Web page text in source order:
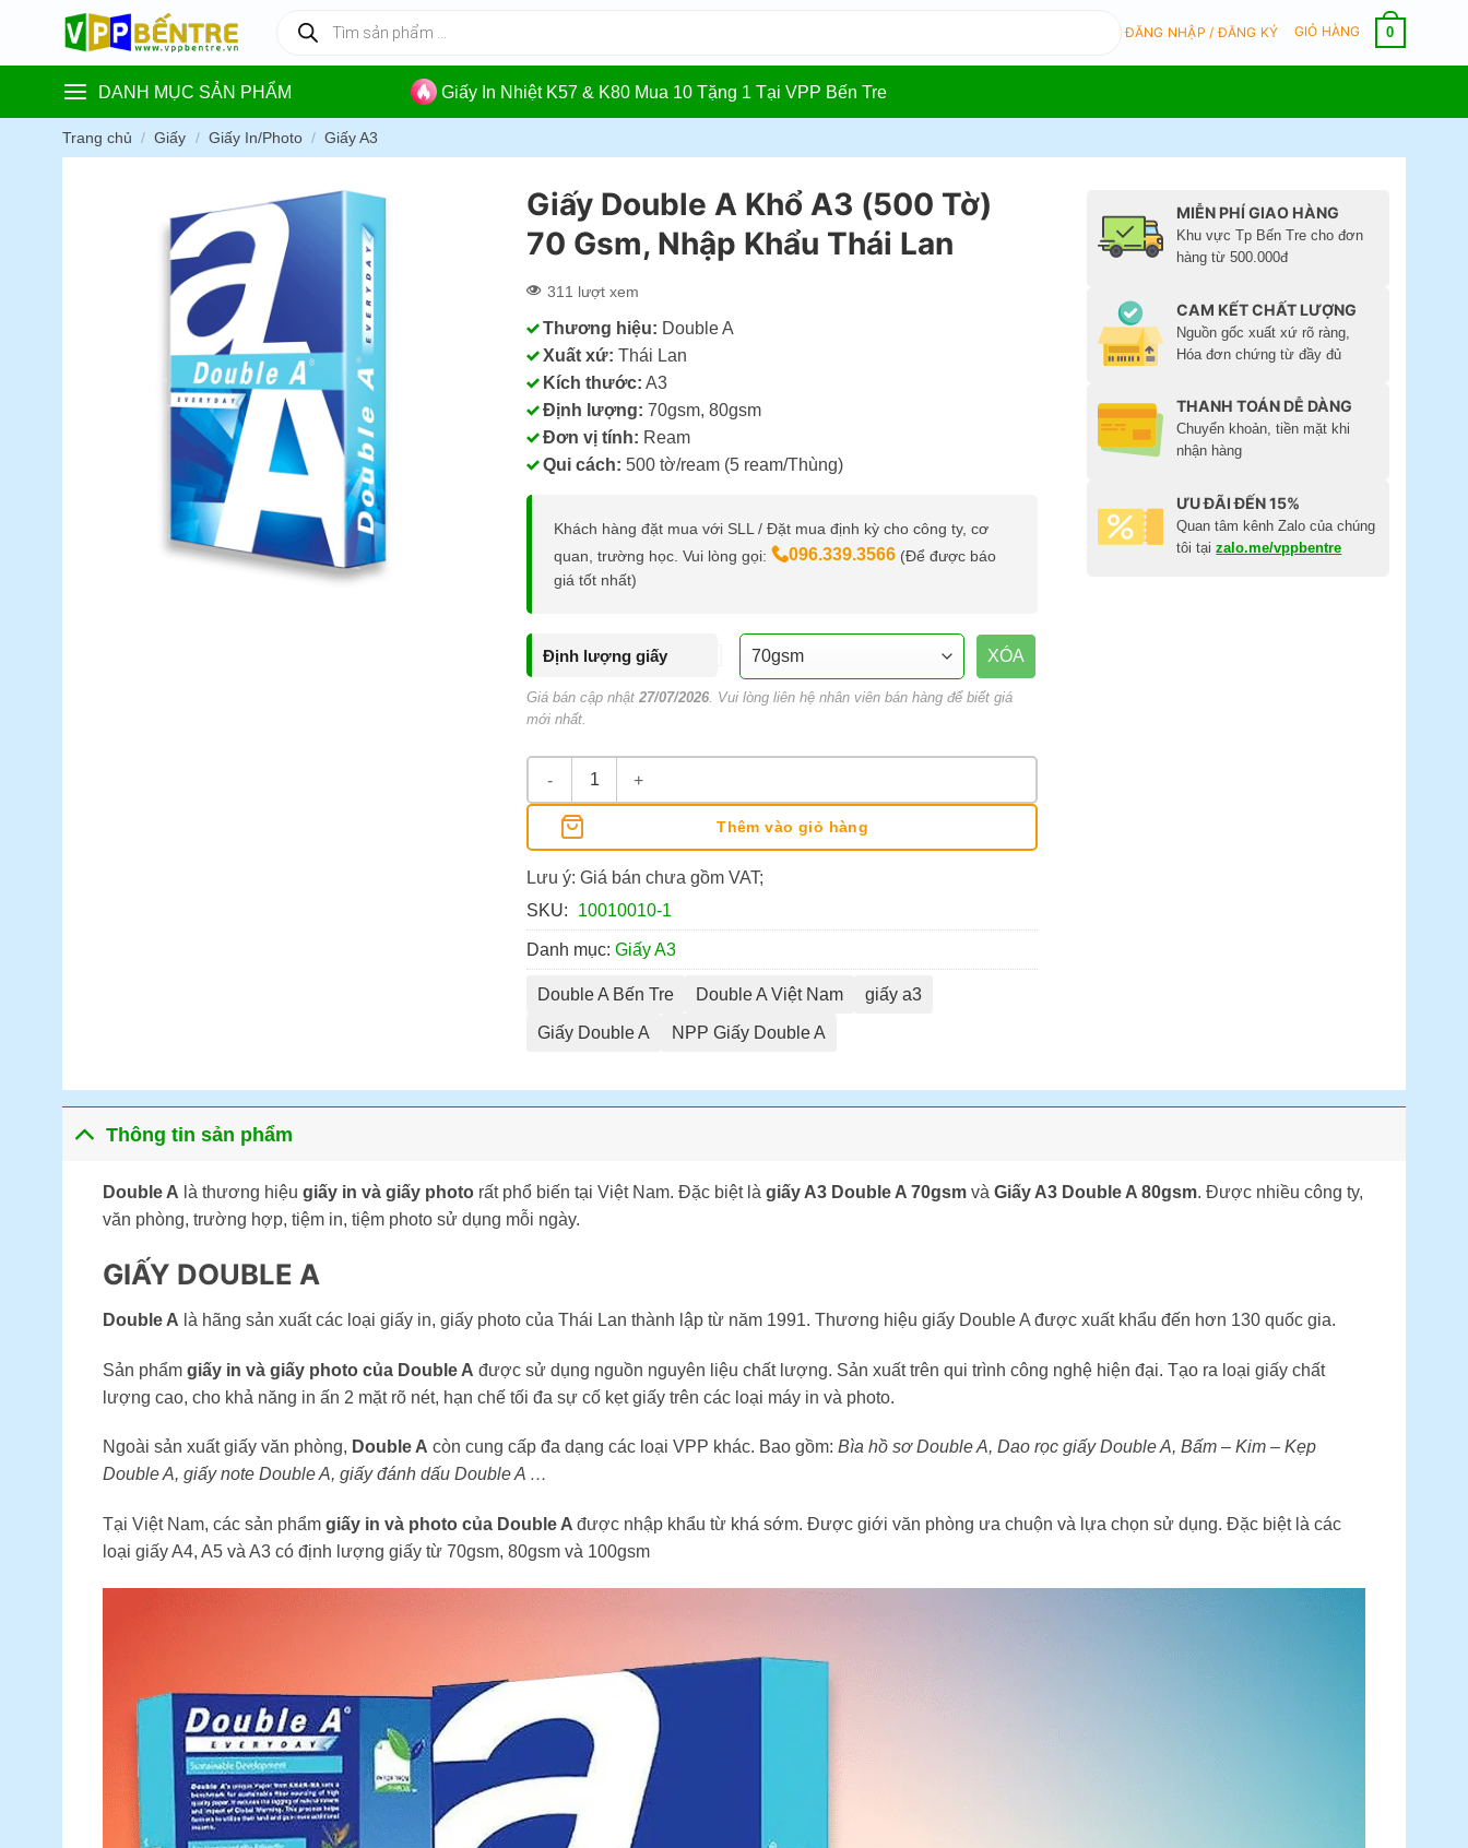
content
kiếm
phẩm
ĐĂNG NHẬP / ĐĂNG KÝ GIỎ HÀNG 0
DANH MỤC SẢN PHẨM Giấy In Nhiệt K57 & K80 Mua 10 Tặng 1 Tại VPP Bến Tre
Trang chủ / Giấy / Giấy In/Photo / Giấy A3
Giấy Double A Khổ A3 (500 Tờ)
70 Gsm, Nhập Khẩu Thái Lan
311 lượt xem
Thương hiệu: Double A
Xuất xứ: Thái Lan
Kích thước: A3
Định lượng: 70gsm, 80gsm
Đơn vị tính: Ream
Qui cách: 500 tờ/ream (5 ream/Thùng)
Khách hàng đặt mua với SLL / Đặt mua định kỳ cho công ty, cơ
quan, trường học. Vui lòng gọi:
096.339.3566 (Để được báo
giá tốt nhất)
Định lượng giấy XÓA
Giá bán cập nhật 27/07/2026. Vui lòng liên hệ nhân viên bán hàng để biết giá
mới nhất.
Giấy A3 Double A 70Gsm số lượng
Thêm vào giỏ hàng
Lưu ý: Giá bán chưa gồm VAT;
SKU:
10010010-1
Danh mục: Giấy A3
Double A Bến Tre Double A Việt Nam giấy a3
Giấy Double A NPP Giấy Double A
MIỄN PHÍ GIAO HÀNG
Khu vực Tp Bến Tre cho đơn
hàng từ 500.000đ
CAM KẾT CHẤT LƯỢNG
Nguồn gốc xuất xứ rõ ràng,
Hóa đơn chứng từ đầy đủ
THANH TOÁN DỄ DÀNG
Chuyển khoản, tiền mặt khi
nhận hàng
ƯU ĐÃI ĐẾN 15%
Quan tâm kênh Zalo của chúng
tôi tạizalo.me/vppbentre
Thông tin sản phẩm
Double A là thương hiệu giấy in và giấy photorất phổ biến tại Việt Nam. Đặc biệt là giấy A3 Double A 70gsmvà Giấy A3 Double A 80gsm. Được nhiều công ty,
văn phòng, trường hợp, tiệm in, tiệm photo sử dụng mỗi ngày.
GIẤY DOUBLE A
Double A là hãng sản xuất các loại giấy in, giấy photo của Thái Lan thành lập từ năm 1991. Thương hiệu giấy Double A được xuất khẩu đến hơn 130 quốc gia.
Sản phẩm giấy in và giấy photo của Double A được sử dụng nguồn nguyên liệu chất lượng. Sản xuất trên qui trình công nghệ hiện đại. Tạo ra loại giấy chất
lượng cao, cho khả năng in ấn 2 mặt rõ nét, hạn chế tối đa sự cố kẹt giấy trên các loại máy in và photo.
Ngoài sản xuất giấy văn phòng, Double A còn cung cấp đa dạng các loại VPP khác. Bao gồm: Bìa hồ sơ Double A, Dao rọc giấy Double A, Bấm – Kim – Kẹp
Double A, giấy note Double A, giấy đánh dấu Double A …
Tại Việt Nam, các sản phẩmgiấy in và photo của Double A được nhập khẩu từ khá sớm. Được giới văn phòng ưa chuộn và lựa chọn sử dụng. Đặc biệt là các
loại giấy A4, A5 và A3 có định lượng giấy từ 70gsm, 80gsm và 100gsm